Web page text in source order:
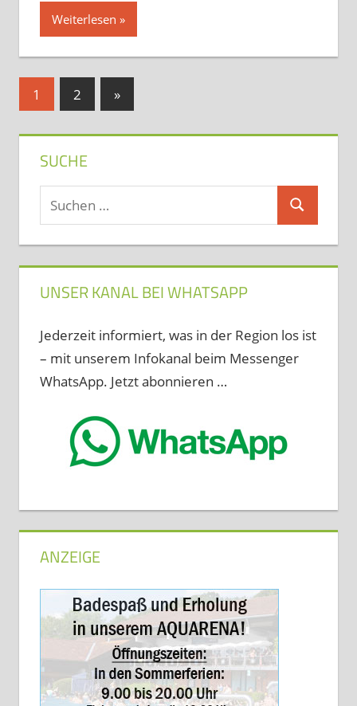
Weiterlesen
Seitennummerierung
Beiträge
1 2
Nächste
Beiträge
»
SUCHE
Suchen
nach:
Suchen
UNSER KANAL BEI WHATSAPP
Jederzeit informiert, was in der Region los ist
– mit unserem Infokanal beim Messenger
WhatsApp. Jetzt abonnieren …
ANZEIGE